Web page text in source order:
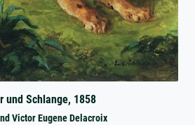
und Schlange, 1858
Victor Eugene Delacroix